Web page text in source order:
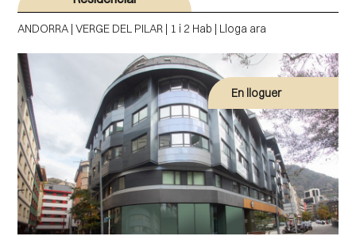
ANDORRA | VERGE DEL PILAR | 1 i 2 Hab | Lloga ara
En lloguer